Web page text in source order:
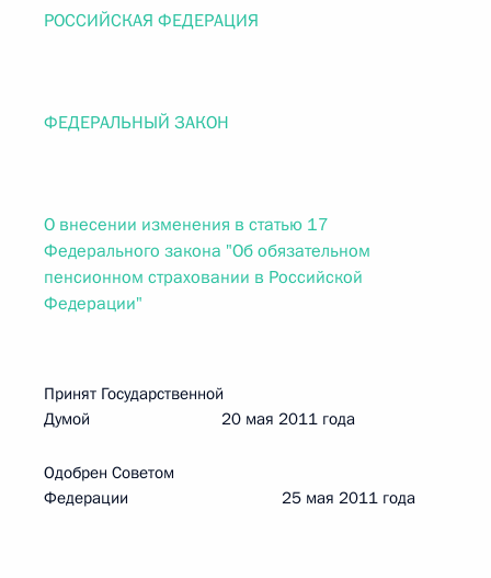
РОССИЙСКАЯ ФЕДЕРАЦИЯ
ФЕДЕРАЛЬНЫЙ ЗАКОН
О внесении изменения в статью 17
Федерального закона "Об обязательном
пенсионном страховании в Российской
Федерации"
Принят Государственной
Думой 20 мая 2011 года
Одобрен Советом
Федерации 25 мая 2011 года